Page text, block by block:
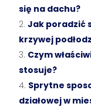
się na dachu?
Jak poradzić
krzywej
Czym
stosuje?
Sprytne
działowej w